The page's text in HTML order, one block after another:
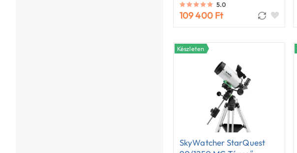
5.0
109 400 Ft
Készleten
SkyWatcher StarQuest